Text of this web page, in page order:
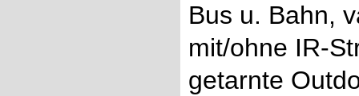
Bus u. Bahn,
mit/ohne IR-
getarnte